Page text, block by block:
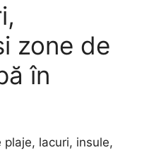
zone de
în
lacuri, insule,